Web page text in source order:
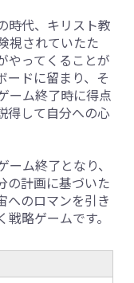
時代、キリスト教
視されていたた
やってくることが
ードに留まり、そ
ーム終了時に得点
得して自分への心
ム終了となり、
の計画に基づいた
へのロマンを引き
略ゲームです。